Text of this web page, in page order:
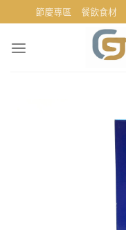
to
content
節慶專區 餐飲食材